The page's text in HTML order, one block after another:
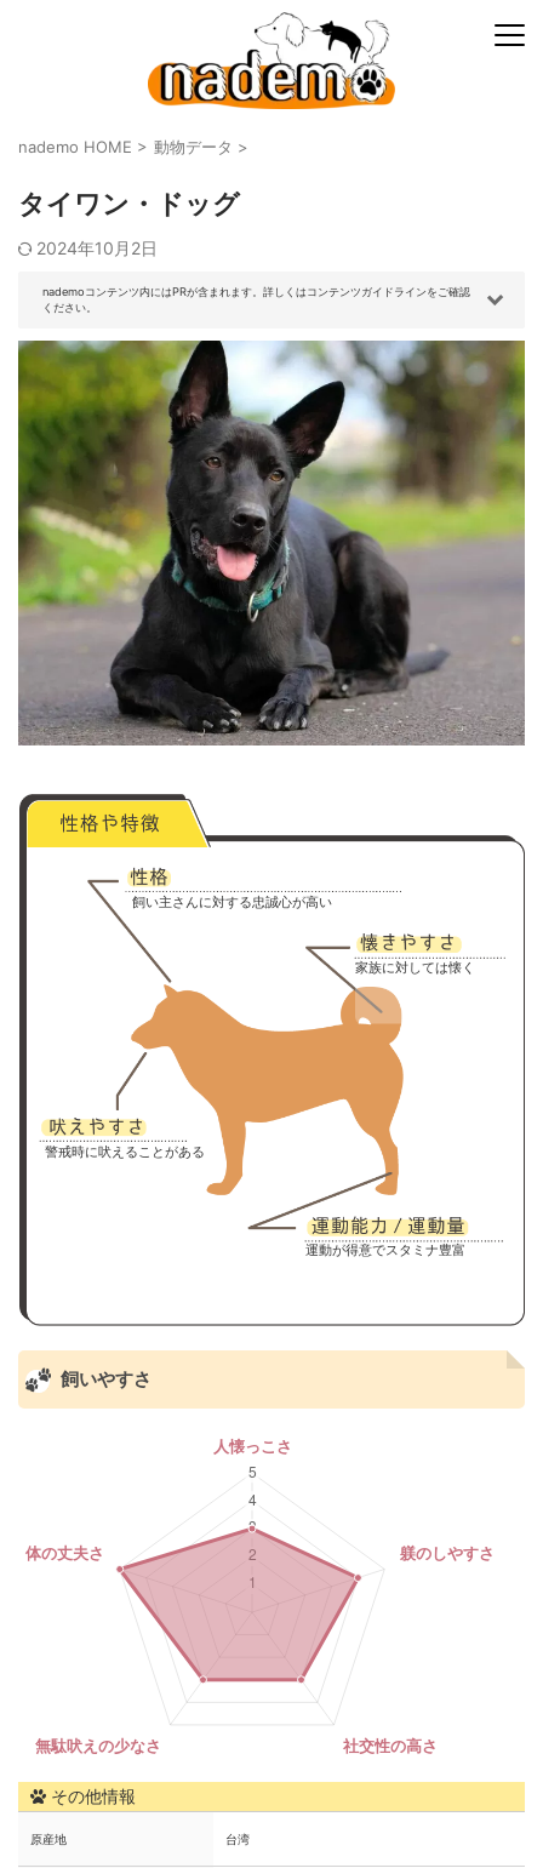
nademo HOME > 動物データ >
タイワン・ドッグ
2024年10月2日
nademoコンテンツ内にはPRが含まれます。詳しくはコンテンツガイドラインをご確認
ください。
飼い主さんに対する忠誠心が高い
家族に対しては懐く
警戒時に吠えることがある
運動が得意でスタミナ豊富
飼いやすさ
その他情報
原産地 台湾